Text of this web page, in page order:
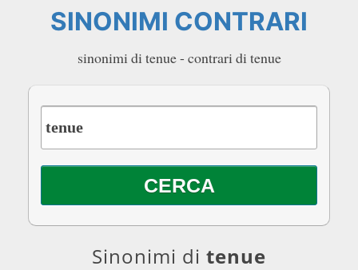
SINONIMI CONTRARI
sinonimi di tenue - contrari di tenue
Sinonimi di tenue